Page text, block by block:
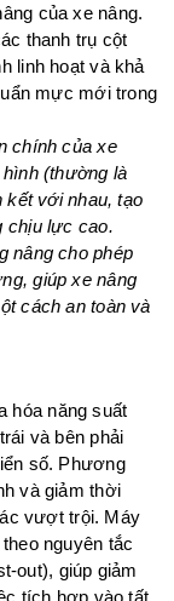
của xe nâng.
thanh trụ cột
linh hoạt và khả
mực mới trong
chính của xe
(thường là
với nhau, tạo
chịu lực cao.
nâng cho phép
giúp xe nâng
cách an toàn và
hóa năng suất
và bên phải
số. Phương
và giảm thời
vượt trội. Máy
nguyên tắc
out), giúp giảm
tích hợp vào tất